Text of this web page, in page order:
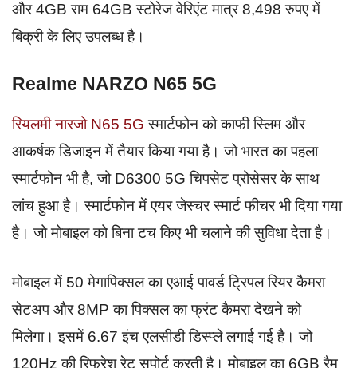
और 4GB राम 64GB स्टोरेज वेरिएंट मात्र 8,498 रुपए में
बिक्री के लिए उपलब्ध है।
Realme NARZO N65 5G
रियलमी नारजो N65 5G स्मार्टफोन को काफी स्लिम और
आकर्षक डिजाइन में तैयार किया गया है। जो भारत का पहला
स्मार्टफोन भी है, जो D6300 5G चिपसेट प्रोसेसर के साथ
लांच हुआ है। स्मार्टफोन में एयर जेस्चर स्मार्ट फीचर भी दिया गया
है। जो मोबाइल को बिना टच किए भी चलाने की सुविधा देता है।
मोबाइल में 50 मेगापिक्सल का एआई पावर्ड ट्रिपल रियर कैमरा
सेटअप और 8MP का पिक्सल का फ्रंट कैमरा देखने को
मिलेगा। इसमें 6.67 इंच एलसीडी डिस्प्ले लगाई गई है। जो
120Hz की रिफ्रेश रेट सपोर्ट करती है। मोबाइल का 6GB रैम